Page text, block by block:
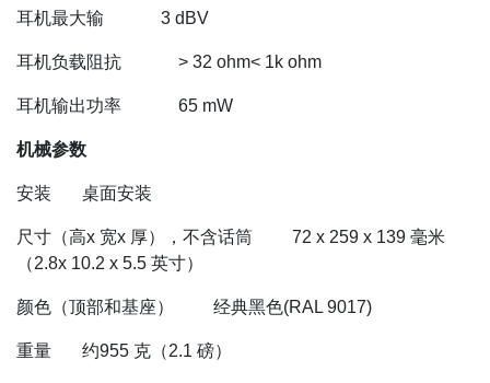
耳机最大输 3 dBV
耳机负载阻抗 > 32 ohm< 1k ohm
耳机输出功率 65 mW
机械参数
安装 桌面安装
尺寸（高x 宽x 厚），不含话筒 72 x 259 x 139 毫米
（2.8x 10.2 x 5.5 英寸）
颜色（顶部和基座） 经典黑色(RAL 9017)
重量 约955 克（2.1 磅）